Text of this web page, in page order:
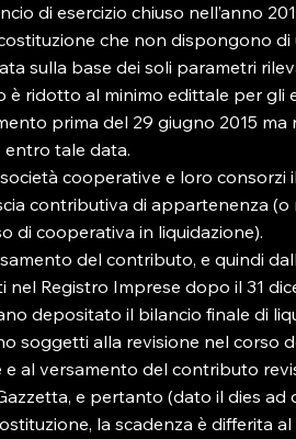
di esercizio chiuso nell’anno
che non dispongono di
sulla base dei soli parametri
è ridotto al minimo edittale per gli
prima del 29 giugno 2015
entro tale data.
cooperative e loro
contributiva di appartenenza
di cooperativa in liquidazione).
del contributo, e quindi
nel Registro Imprese dopo il 31
depositato il bilancio finale di
soggetti alla revisione nel corso
e al versamento del contributo
e pertanto (dato il dies ad
la scadenza è differita